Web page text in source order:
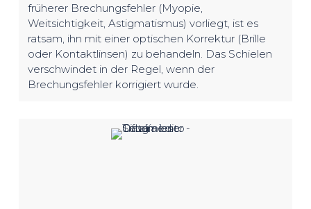
früherer Brechungsfehler (Myopie,
Weitsichtigkeit, Astigmatismus) vorliegt, ist es
ratsam, ihn mit einer optischen Korrektur (Brille
oder Kontaktlinsen) zu behandeln. Das Schielen
verschwindet in der Regel, wenn der
Brechungsfehler korrigiert wurde.